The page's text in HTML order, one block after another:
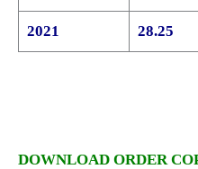
2021 28.25
DOWNLOAD ORDER